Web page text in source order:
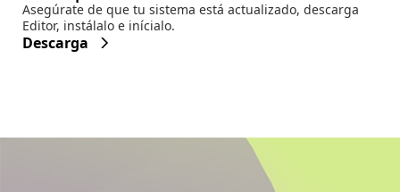
Asegúrate de que tu sistema está actualizado, descarga
Editor, instálalo e inícialo.
Descarga